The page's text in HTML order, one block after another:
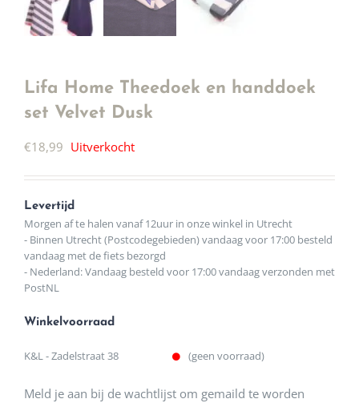
Lifa Home Theedoek en handdoek
set Velvet Dusk
€18,99 Uitverkocht
Levertijd
Morgen af te halen vanaf 12uur in onze winkel in Utrecht
- Binnen Utrecht (Postcodegebieden) vandaag voor 17:00 besteld
vandaag met de fiets bezorgd
- Nederland: Vandaag besteld voor 17:00 vandaag verzonden met
PostNL
Winkelvoorraad
K&L - Zadelstraat 38 (geen voorraad)
Meld je aan bij de wachtlijst om gemaild te worden